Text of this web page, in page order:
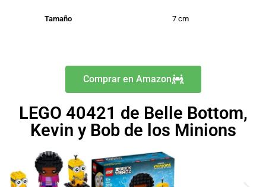
Tamaño 7 cm
Comprar en Amazon
LEGO 40421 de Belle Bottom,
Kevin y Bob de los Minions